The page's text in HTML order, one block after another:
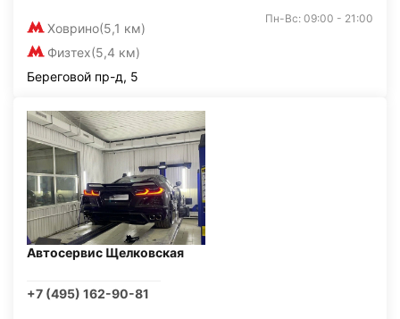
Ховрино(5,1 км)
Физтех(5,4 км)
Пн-Вс: 09:00 - 21:00
Береговой пр-д, 5
Автосервис Щелковская
+7 (495) 162-90-81